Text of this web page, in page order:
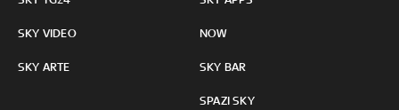
SKY VIDEO
SKY ARTE
NOW
SKY BAR
SPAZI SKY